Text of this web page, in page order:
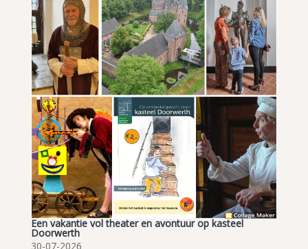
Een vakantie vol theater en avontuur op kasteel
Doorwerth
30-07-2026